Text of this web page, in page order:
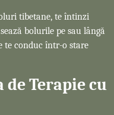
tibetane, te întinzi
bolurile pe sau lângă
te conduc într-o stare
de Terapie cu